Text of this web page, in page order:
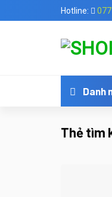
to
Hotline:
Danh
Thẻ tìm